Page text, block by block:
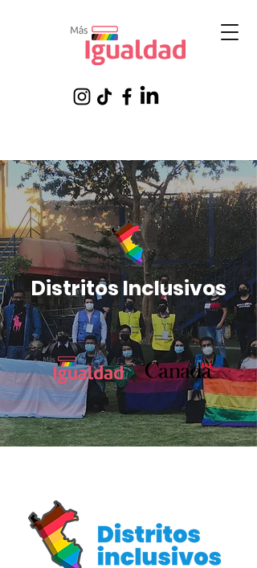
Distritos Inclusivos
Con el apoyo de: